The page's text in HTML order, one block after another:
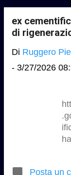
ex
di
Di Ruggero
- 3/27/2026
Posta un